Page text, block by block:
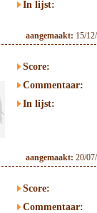
In lijst:
aangemaakt: 15/
Score:
Commentaar:
In lijst:
aangemaakt: 20/
Score:
Commentaar: